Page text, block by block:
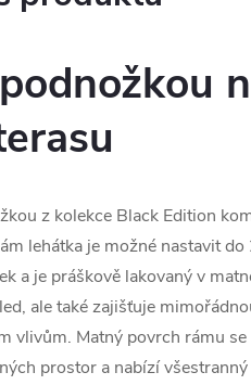
z kolekce Black Edition
lehátka je možné nastavit
a je práškově lakovaný v
ale také zajišťuje
vlivům. Matný povrch rámu
prostor a nabízí